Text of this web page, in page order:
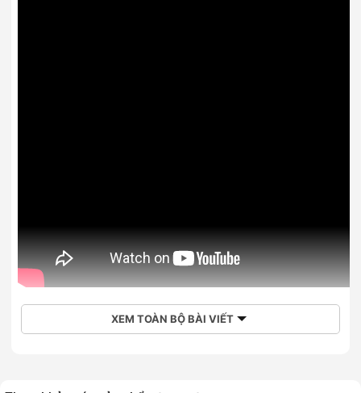
Mua laptop HP Envy 16-h0033TX 6K7F9PA giá rẻ chính
xách tay thuộc dòng laptop văn phòng Envy series tới từ
XEM TOÀN BỘ BÀI VIẾT